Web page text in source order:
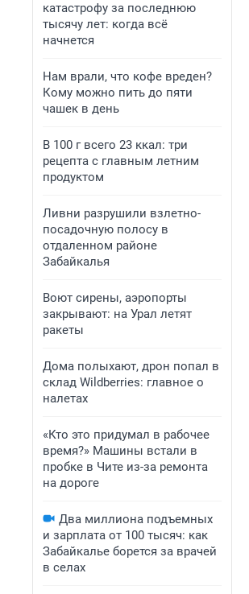
катастрофу за последнюю
тысячу лет: когда всё
начнется
Нам врали, что кофе вреден?
Кому можно пить до пяти
чашек в день
В 100 г всего 23 ккал: три
рецепта с главным летним
продуктом
Ливни разрушили взлетно-
посадочную полосу в
отдаленном районе
Забайкалья
Воют сирены, аэропорты
закрывают: на Урал летят
ракеты
Дома полыхают, дрон попал в
склад Wildberries: главное о
налетах
«Кто это придумал в рабочее
время?» Машины встали в
пробке в Чите из-за ремонта
на дороге
Два миллиона подъемных
и зарплата от 100 тысяч: как
Забайкалье борется за врачей
в селах